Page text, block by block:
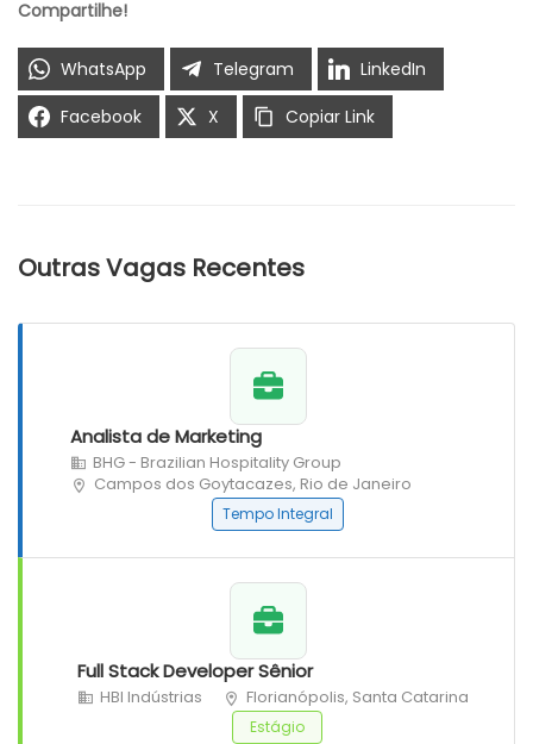
Compartilhe!
WhatsApp Telegram
LinkedIn
Facebook
X Copiar Link
Outras Vagas Recentes
Analista de Marketing
BHG - Brazilian Hospitality Group
Campos dos Goytacazes, Rio de Janeiro
Tempo Integral
Full Stack Developer Sênior
HBI Indústrias Florianópolis, Santa Catarina
Estágio